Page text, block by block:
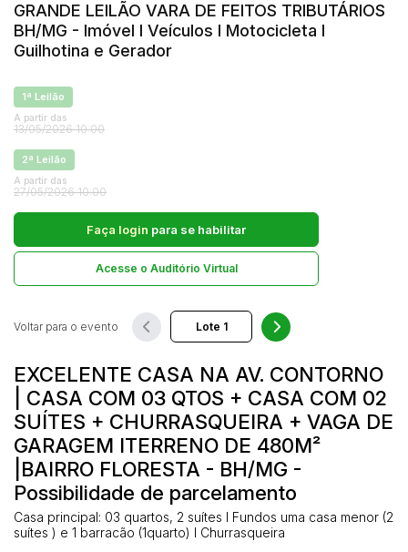
Imóveis
Apartamento
Apartamentos
Casa
Comercial
Imovel
Lote
Lote de Terreno
Lote/Trreno
Ponto Comercial
Prédio Comercial
Terreno
Vaga de Garagem
Veículos
Caminhão
Caminhões
Carro
Reboque
Judiciais Extrajudiciais
R$
GRANDE LEILÃO VARA DE FEITOS TRIBUTÁRIOS
BH/MG - Imóvel I Veículos I Motocicleta I
Guilhotina e Gerador
1ª Leilão
A partir das
13/05/2026 10:00
2ª Leilão
A partir das
27/05/2026 10:00
Faça login para se habilitar
Acesse o Auditório Virtual
EXCELENTE CASA NA AV. CONTORNO
| CASA COM 03 QTOS + CASA COM 02
SUÍTES + CHURRASQUEIRA + VAGA DE
GARAGEM ITERRENO DE 480M²
|BAIRRO FLORESTA - BH/MG -
Possibilidade de parcelamento
Casa principal: 03 quartos, 2 suítes I Fundos uma casa menor (2
suítes ) e 1 barracão (1quarto) I Churrasqueira
Voltar para o evento